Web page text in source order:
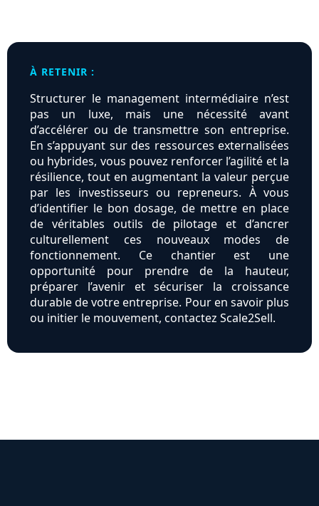
À RETENIR :
Structurer le management intermédiaire n’est
pas un luxe, mais une nécessité avant
d’accélérer ou de transmettre son entreprise.
En s’appuyant sur des ressources externalisées
ou hybrides, vous pouvez renforcer l’agilité et la
résilience, tout en augmentant la valeur perçue
par les investisseurs ou repreneurs. À vous
d’identifier le bon dosage, de mettre en place
de véritables outils de pilotage et d’ancrer
culturellement ces nouveaux modes de
fonctionnement. Ce chantier est une
opportunité pour prendre de la hauteur,
préparer l’avenir et sécuriser la croissance
durable de votre entreprise. Pour en savoir plus
ou initier le mouvement, contactez Scale2Sell.